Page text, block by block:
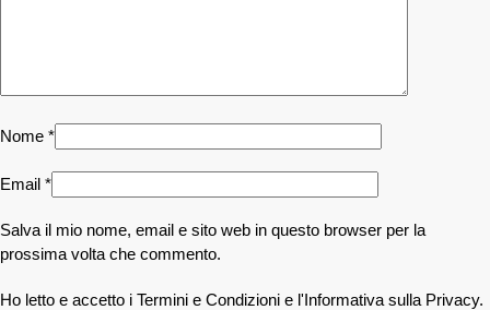
Nome *
Email *
Salva il mio nome, email e sito web in questo browser per la
prossima volta che commento.
Ho letto e accetto i Termini e Condizioni e l'Informativa sulla Privacy.